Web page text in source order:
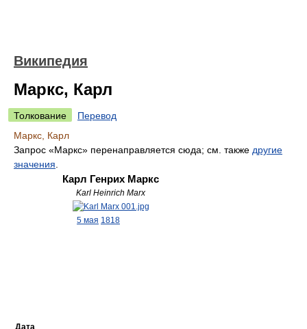
Википедия
Маркс, Карл
Толкование
Перевод
Маркс, Карл
Запрос «Маркс» перенаправляется сюда; см. также другие
значения
Карл Генрих Маркс
Karl Heinrich Marx
Дата
5 мая 1818